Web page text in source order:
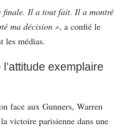
finale. Il a tout fait. Il a montré
ma décision », a confié le
les médias.
exemplaire
face aux Gunners, Warren
victoire parisienne dans une